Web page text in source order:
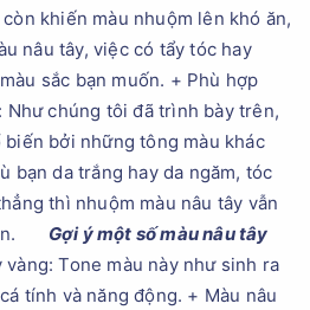
khiến màu nhuộm lên khó ăn,
nâu tây, việc có tẩy tóc hay
sắc bạn muốn. + Phù hợp
Như chúng tôi đã trình bày trên,
bởi những tông màu khác
bạn da trắng hay da ngăm, tóc
thì nhuộm màu nâu tây vẫn
Gợi ý một số màu nâu tây
vàng: Tone màu này như sinh ra
tính và năng động. + Màu nâu